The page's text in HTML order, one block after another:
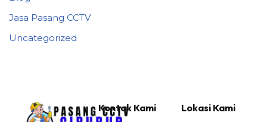
Jasa Pasang CCTV
Uncategorized
Kontak Kami Lokasi Kami